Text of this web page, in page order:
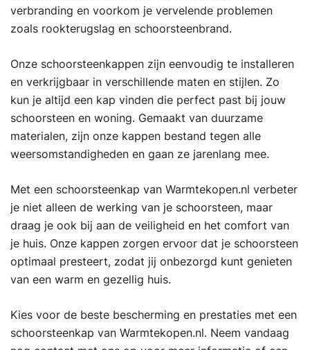
verbranding en voorkom je vervelende problemen
zoals rookterugslag en schoorsteenbrand.
Onze schoorsteenkappen zijn eenvoudig te installeren
en verkrijgbaar in verschillende maten en stijlen. Zo
kun je altijd een kap vinden die perfect past bij jouw
schoorsteen en woning. Gemaakt van duurzame
materialen, zijn onze kappen bestand tegen alle
weersomstandigheden en gaan ze jarenlang mee.
Met een schoorsteenkap van Warmtekopen.nl verbeter
je niet alleen de werking van je schoorsteen, maar
draag je ook bij aan de veiligheid en het comfort van
je huis. Onze kappen zorgen ervoor dat je schoorsteen
optimaal presteert, zodat jij onbezorgd kunt genieten
van een warm en gezellig huis.
Kies voor de beste bescherming en prestaties met een
schoorsteenkap van Warmtekopen.nl. Neem vandaag